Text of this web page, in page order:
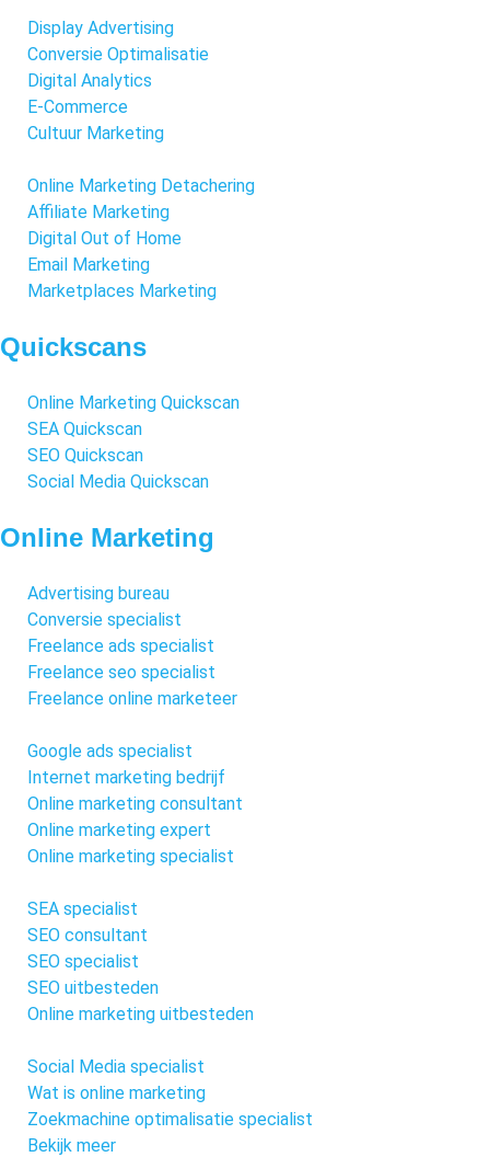
Display Advertising
Conversie Optimalisatie
Digital Analytics
E-Commerce
Cultuur Marketing
Online Marketing Detachering
Affiliate Marketing
Digital Out of Home
Email Marketing
Marketplaces Marketing
Quickscans
Online Marketing Quickscan
SEA Quickscan
SEO Quickscan
Social Media Quickscan
Online Marketing
Advertising bureau
Conversie specialist
Freelance ads specialist
Freelance seo specialist
Freelance online marketeer
Google ads specialist
Internet marketing bedrijf
Online marketing consultant
Online marketing expert
Online marketing specialist
SEA specialist
SEO consultant
SEO specialist
SEO uitbesteden
Online marketing uitbesteden
Social Media specialist
Wat is online marketing
Zoekmachine optimalisatie specialist
Bekijk meer